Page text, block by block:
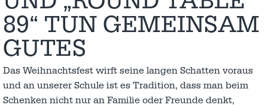
89“ TUN GEMEINSAM
GUTES
Das Weihnachtsfest wirft seine langen Schatten voraus
und an unserer Schule ist es Tradition, dass man beim
Schenken nicht nur an Familie oder Freunde denkt,